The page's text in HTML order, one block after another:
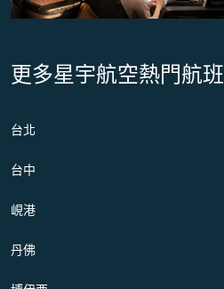
更多星宇航空熱門航班
台北
台中
峴港
丹佛